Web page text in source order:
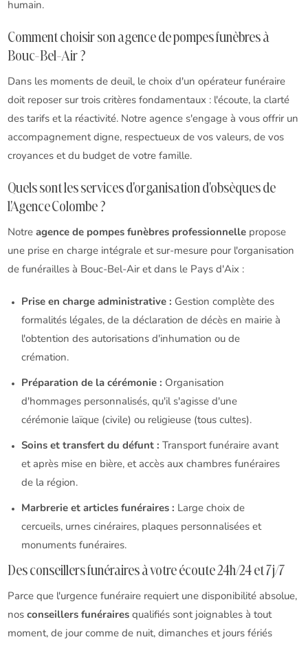
humain.
Comment choisir son agence de pompes funèbres à
Bouc-Bel-Air ?
Dans les moments de deuil, le choix d'un opérateur funéraire
doit reposer sur trois critères fondamentaux : l'écoute, la clarté
des tarifs et la réactivité. Notre agence s'engage à vous offrir un
accompagnement digne, respectueux de vos valeurs, de vos
croyances et du budget de votre famille.
Quels sont les services d'organisation d'obsèques de
l'Agence Colombe ?
Notreagence de pompes funèbres professionnelle propose
une prise en charge intégrale et sur-mesure pour l'organisation
de funérailles à Bouc-Bel-Air et dans le Pays d'Aix :
Prise en charge administrative : Gestion complète des
formalités légales, de la déclaration de décès en mairie à
l'obtention des autorisations d'inhumation ou de
crémation.
Préparation de la cérémonie : Organisation
d'hommages personnalisés, qu'il s'agisse d'une
cérémonie laïque (civile) ou religieuse (tous cultes).
Soins et transfert du défunt : Transport funéraire avant
et après mise en bière, et accès aux chambres funéraires
de la région.
Marbrerie et articles funéraires : Large choix de
cercueils, urnes cinéraires, plaques personnalisées et
monuments funéraires.
Des conseillers funéraires à votre écoute 24h/24 et 7j/7
Parce que l'urgence funéraire requiert une disponibilité absolue,
nosconseillers funéraires qualifiés sont joignables à tout
moment, de jour comme de nuit, dimanches et jours fériés